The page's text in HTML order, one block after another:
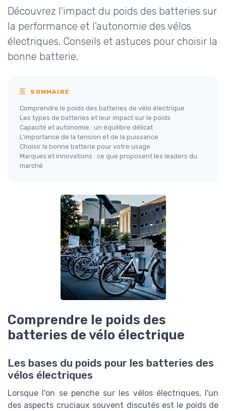
Découvrez l'impact du poids des batteries sur
la performance et l'autonomie des vélos
électriques. Conseils et astuces pour choisir la
bonne batterie.
SOMMAIRE
Comprendre le poids des batteries de vélo électrique
Les types de batteries et leur impact sur le poids
Capacité et autonomie : un équilibre délicat
L'importance de la tension et de la puissance
Choisir la bonne batterie pour votre usage
Marques et innovations : ce que proposent les leaders du
marché
Comprendre le poids des
batteries de vélo électrique
Les bases du poids pour les batteries des
vélos électriques
Lorsque l'on se penche sur les vélos électriques, l'un
des aspects cruciaux souvent discutés est le poids de